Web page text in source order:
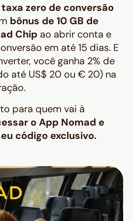
taxa zero de conversão
bônus de 10 GB de
Chip ao abrir conta e
em até 15 dias. E
você ganha 2% de
até US$ 20 ou € 20) na
para quem vai à
o App Nomad e
código exclusivo.